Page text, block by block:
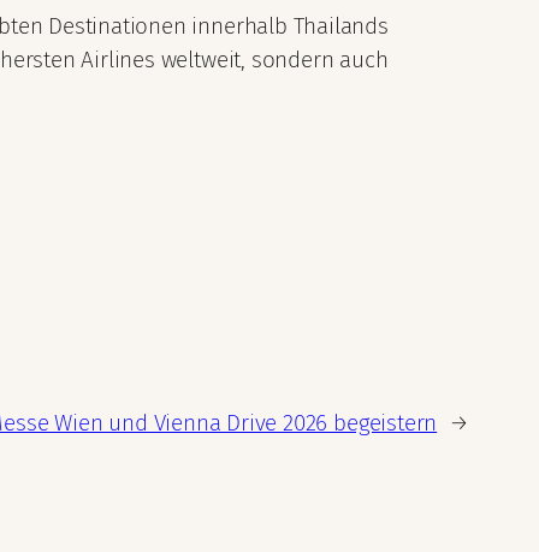
Destinationen innerhalb Thailands
Airlines weltweit, sondern auch
Wien und Vienna Drive 2026 begeistern →